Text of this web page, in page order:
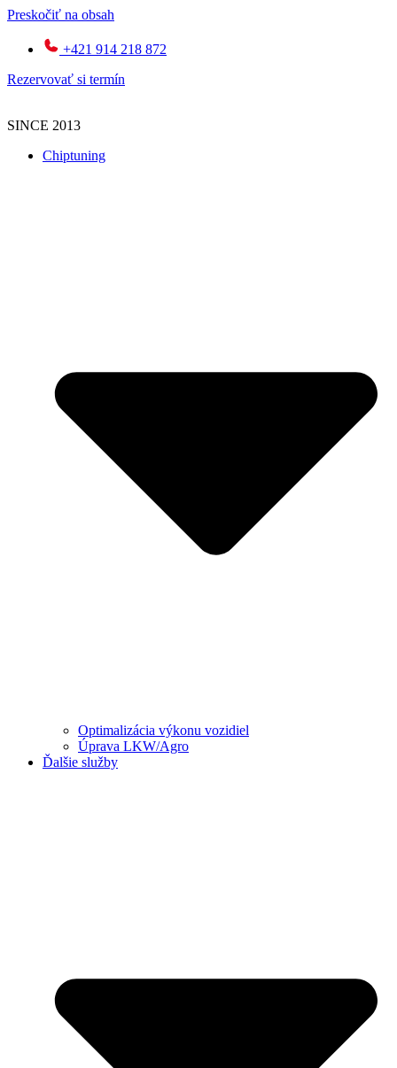
Preskočiť na obsah
+421 914 218 872
Rezervovať si termín
SINCE 2013
Chiptuning
Optimalizácia výkonu vozidiel
Úprava LKW/Agro
Ďalšie služby